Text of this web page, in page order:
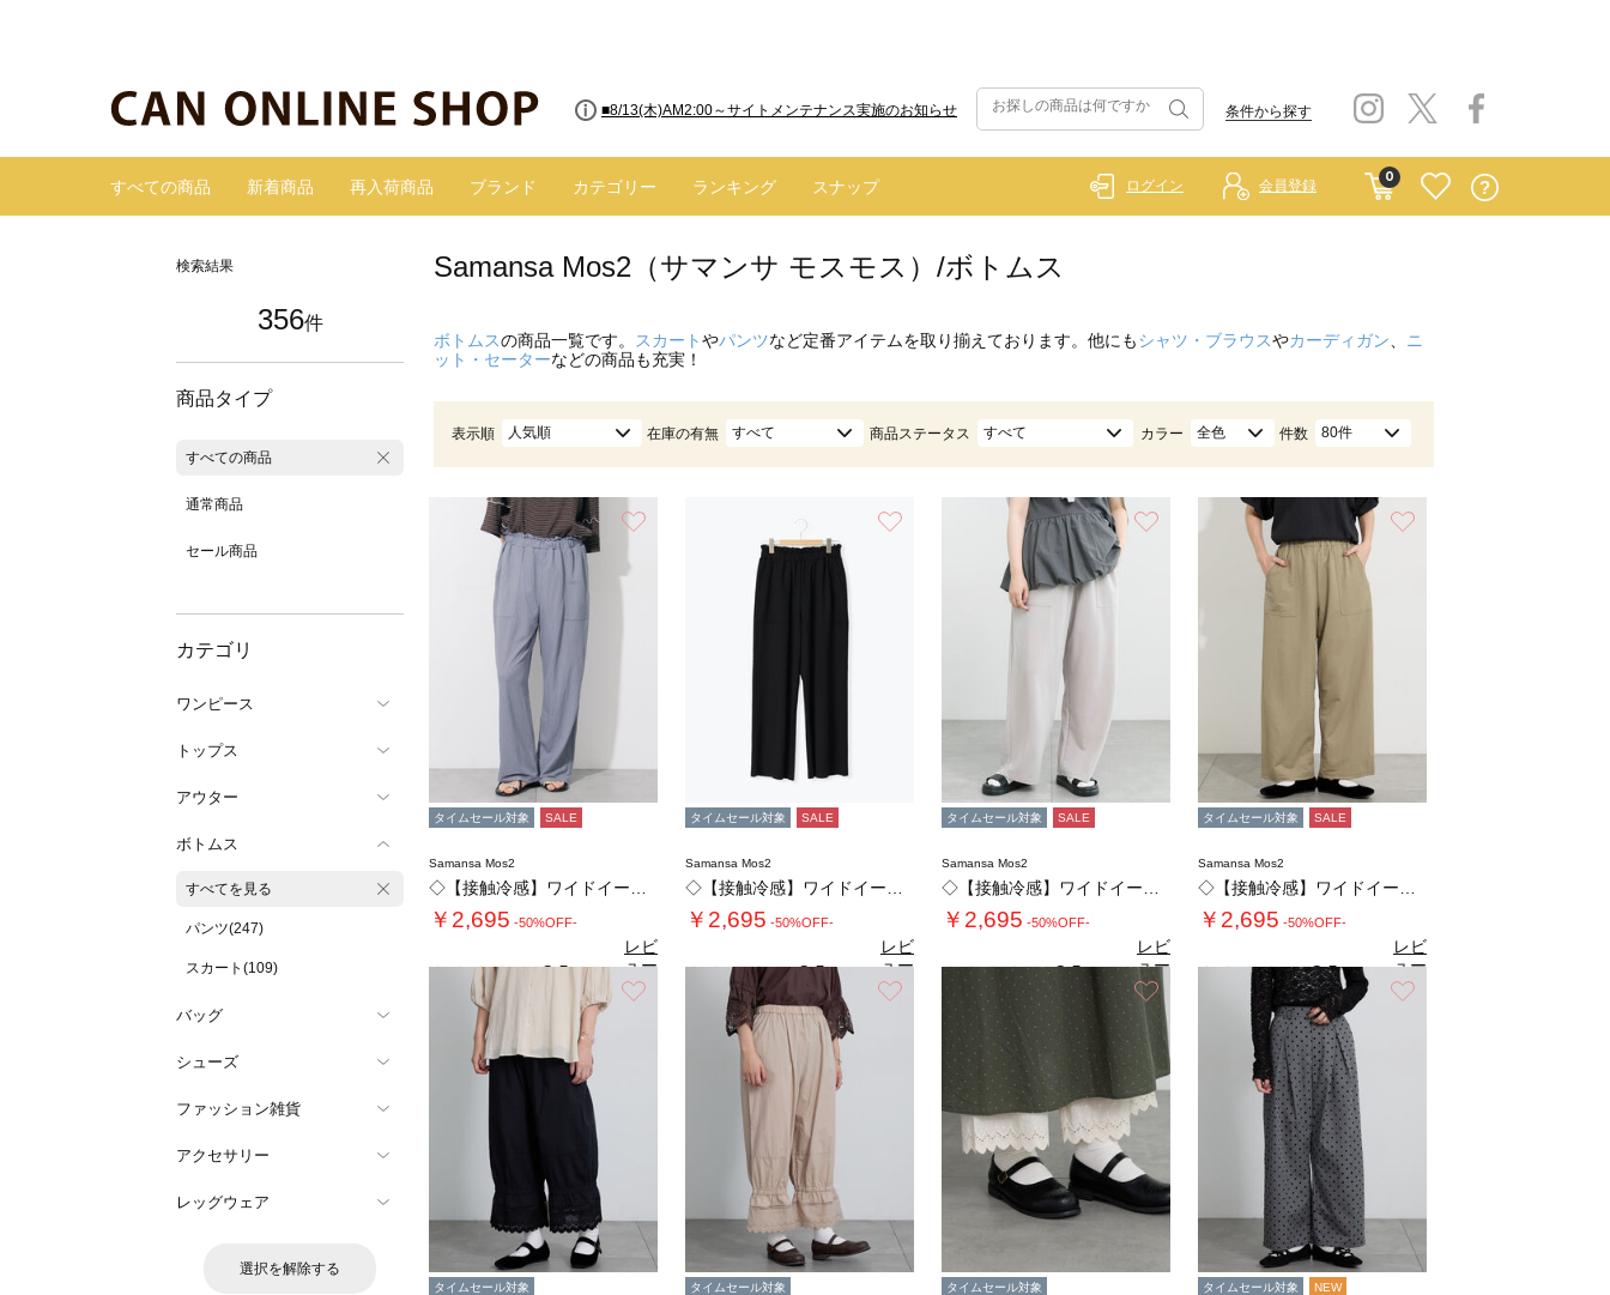
■【お知らせ】ヤマト運輸の配送遅延・停止について 条件から探す
すべての商品 新着商品 再入荷商品 ブランド カテゴリー ランキング スナップ
0
ログイン 会員登録
検索結果
356件
商品タイプ
すべての商品
通常商品
セール商品
カテゴリ
ワンピース
トップス
アウター
ボトムス
すべてを見る
パンツ(247)
スカート(109)
バッグ
シューズ
ファッション雑貨
アクセサリー
レッグウェア
選択を解除する
Samansa Mos2（サマンサ モスモス）/ボトムス
ボトムスの商品一覧です。 スカートやパンツなど定番アイテムを取り揃えております。他にもシャツ・ブラウスやカーディガン
ニ
ット・セーターなどの商品も充実！
表示順 人気順 在庫の有無 すべて 商品ステータス すべて カラー 全色 件数 80件
タイムセール対象 SALE
Samansa Mos2
￥2,695 -50%OFF-
3.5（2）
レビ
ュー
を見
る
タイムセール対象 SALE
Samansa Mos2
￥2,695 -50%OFF-
3.5（2）
レビ
ュー
を見
る
タイムセール対象 SALE
Samansa Mos2
￥2,695 -50%OFF-
3.5（2）
レビ
ュー
を見
る
タイムセール対象 SALE
Samansa Mos2
￥2,695 -50%OFF-
3.5（2）
レビ
ュー
を見
る
タイムセール対象
お気に入り
タイムセール対象
お気に入り
タイムセール対象 タイムセール対象 NEW